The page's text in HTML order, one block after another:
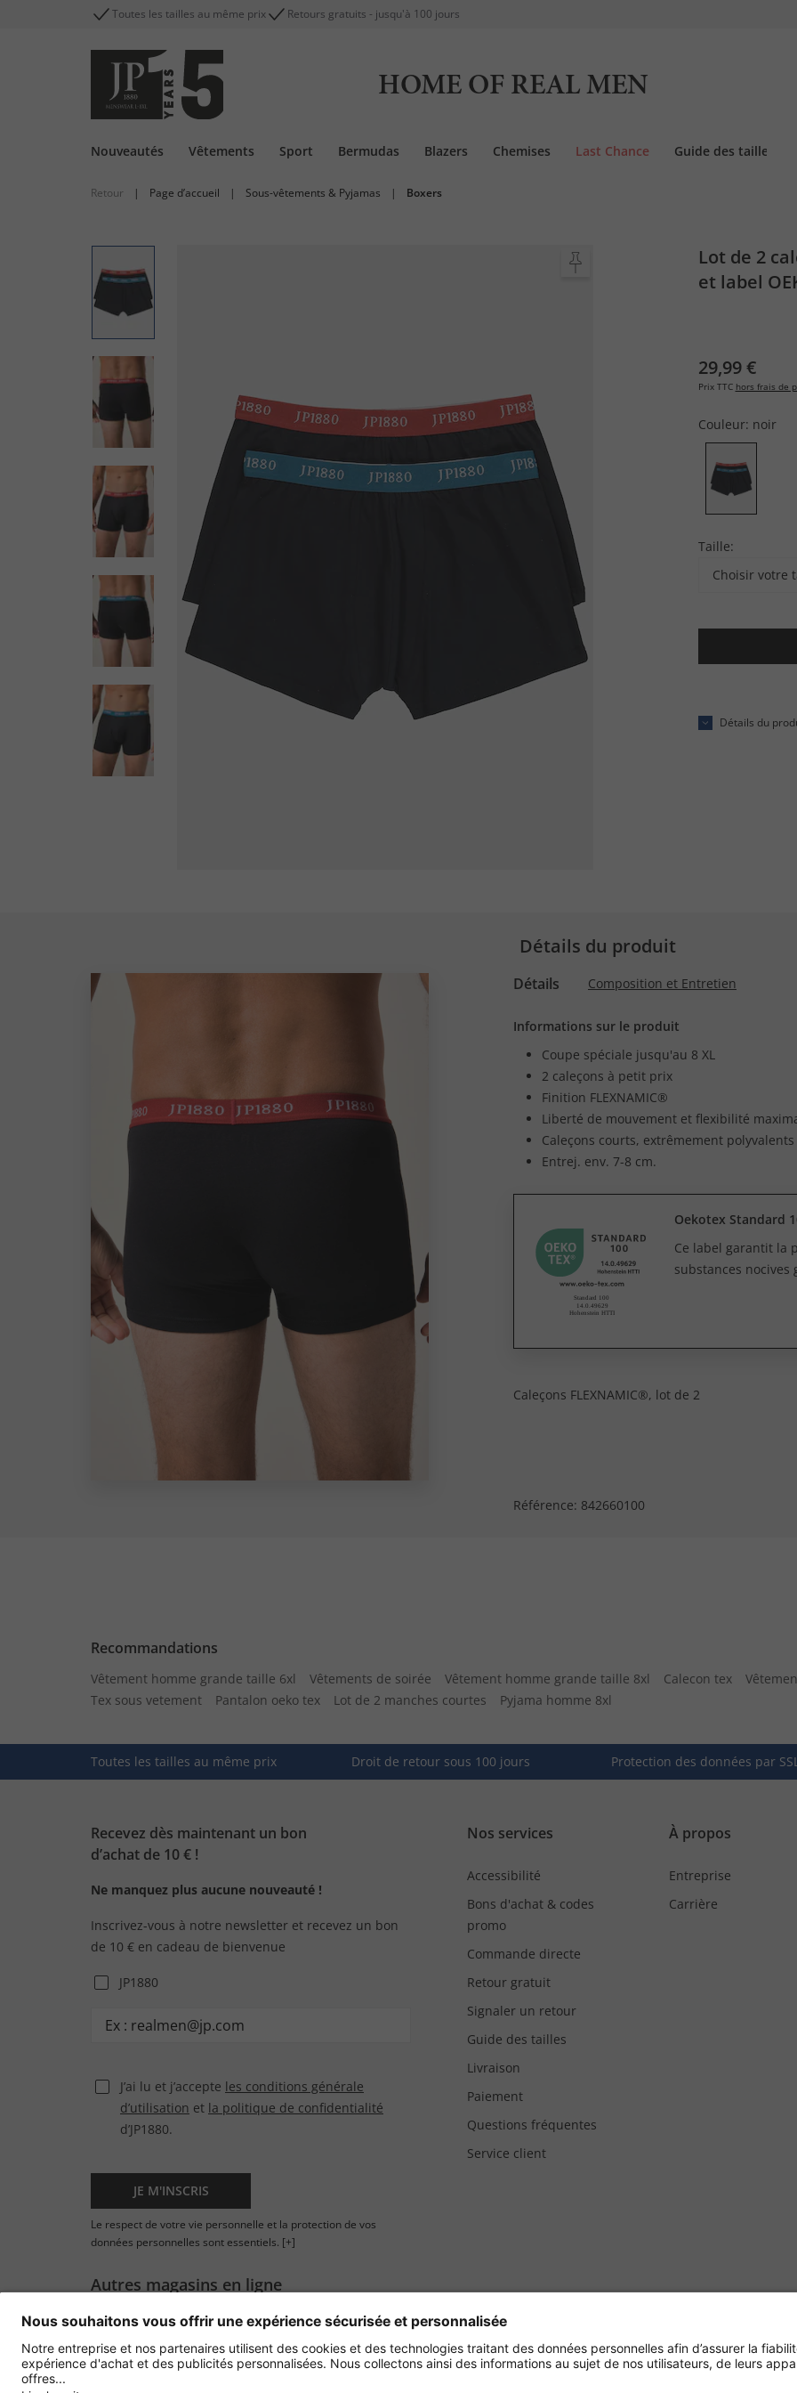
Toutes les tailles au même prix Retours gratuits - jusqu'à 100 jours
HOME OF REAL MEN
Nouveautés Vêtements Sport Bermudas Blazers Chemises Last Chance Guide des tailles
Retour | Page d’accueil | Sous-vêtements & Pyjamas | Boxers
Lot de 2
et label
29,99 €
Prix TTC hors frais de
Couleur: noir
Taille:
Choisir votre
Détails du
Détails du produit
Détails Composition et Entretien
Informations sur le produit
Coupe spéciale jusqu'au 8 XL
2 caleçons à petit prix
Finition FLEXNAMIC®
Liberté de mouvement et flexibilité
Caleçons courts, extrêmement polyvalents
Entrej. env. 7-8 cm.
Oekotex Standard
Ce label garantit la
substances
Caleçons FLEXNAMIC®, lot de 2
Référence: 842660100
Recommandations
Vêtement homme grande taille 6xl Vêtements de soirée Vêtement homme grande taille 8xl Calecon tex
Tex sous vetement
Pantalon oeko tex Lot de 2 manches courtes Pyjama homme 8xl
Toutes les tailles au même prix Droit de retour sous 100 jours Protection des données par
Recevez dès maintenant un bon
d’achat de 10 € !
Ne manquez plus aucune nouveauté !
Inscrivez-vous à notre newsletter et recevez un bon
de 10 € en cadeau de bienvenue
JP1880
J’ai lu et j’accepte les conditions générale
d’utilisation et la politique de confidentialité
d’JP1880.
JE M'INSCRIS
Le respect de votre vie personnelle et la protection de vos
données personnelles sont essentiels. [+]
Nos services
Accessibilité
Bons d'achat & codes
promo
Commande directe
Retour gratuit
Signaler un retour
Guide des tailles
Livraison
Paiement
Questions fréquentes
Service client
À propos
Entreprise
Carrière
Autres magasins en ligne
France